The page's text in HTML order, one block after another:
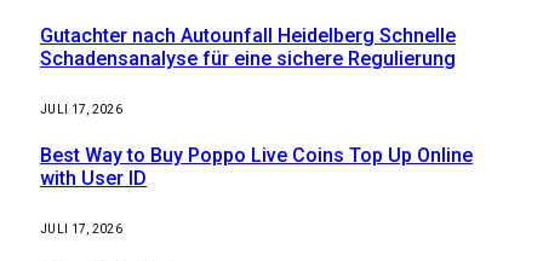
Gutachter nach Autounfall Heidelberg Schnelle
Schadensanalyse für eine sichere Regulierung
JULI 17, 2026
Best Way to Buy Poppo Live Coins Top Up Online
with User ID
JULI 17, 2026